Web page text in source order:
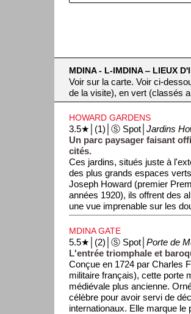
MDINA - L-IMDINA ‒ LIEUX
Voir sur la carte. Voir ci-
de la visite), en vert (classés
HOWARD GARDENS
3.5★│(1)│Ⓢ Spot│Jardins
Un parc paysager faisant
cités.
Ces jardins, situés juste à
des plus grands espaces
Joseph Howard (premier
années 1920), ils offrent des
une vue imprenable sur les
MDINA GATE
5.5★│(2)│Ⓢ Spot│Porte de
L'entrée triomphale et
Conçue en 1724 par Charles
militaire français), cette porte
médiévale plus ancienne.
célèbre pour avoir servi de
internationaux. Elle marque